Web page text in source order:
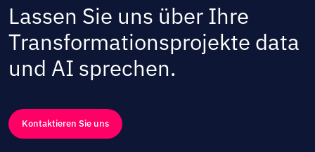
Lassen Sie uns über Ihre
Transformationsprojekte data
und AI sprechen.
Kontaktieren Sie uns